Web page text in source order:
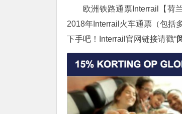
欧洲铁路通票Interrail【荷
2018年Interrail火车通票（包括
下手吧！Interrail官网链接请戳“